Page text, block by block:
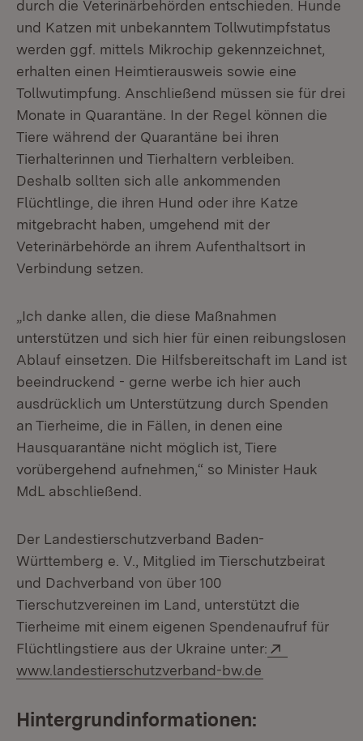
durch die Veterinärbehörden entschieden. Hunde
und Katzen mit unbekanntem Tollwutimpfstatus
werden ggf. mittels Mikrochip gekennzeichnet,
erhalten einen Heimtierausweis sowie eine
Tollwutimpfung. Anschließend müssen sie für drei
Monate in Quarantäne. In der Regel können die
Tiere während der Quarantäne bei ihren
Tierhalterinnen und Tierhaltern verbleiben.
Deshalb sollten sich alle ankommenden
Flüchtlinge, die ihren Hund oder ihre Katze
mitgebracht haben, umgehend mit der
Veterinärbehörde an ihrem Aufenthaltsort in
Verbindung setzen.
„Ich danke allen, die diese Maßnahmen
unterstützen und sich hier für einen reibungslosen
Ablauf einsetzen. Die Hilfsbereitschaft im Land ist
beeindruckend - gerne werbe ich hier auch
ausdrücklich um Unterstützung durch Spenden
an Tierheime, die in Fällen, in denen eine
Hausquarantäne nicht möglich ist, Tiere
vorübergehend aufnehmen,“ so Minister Hauk
MdL abschließend.
Der Landestierschutzverband Baden-
Württemberg e. V., Mitglied im Tierschutzbeirat
und Dachverband von über 100
Tierschutzvereinen im Land, unterstützt die
Tierheime mit einem eigenen Spendenaufruf für
Flüchtlingstiere aus der Ukraine unter:
www.landestierschutzverband-bw.de
Hintergrundinformationen: